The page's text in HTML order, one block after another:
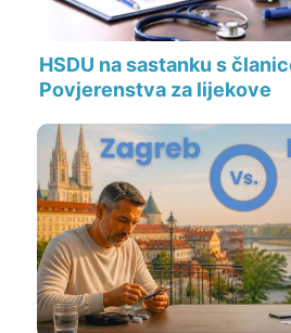
HSDU na sastanku s
Povjerenstva za lijekove